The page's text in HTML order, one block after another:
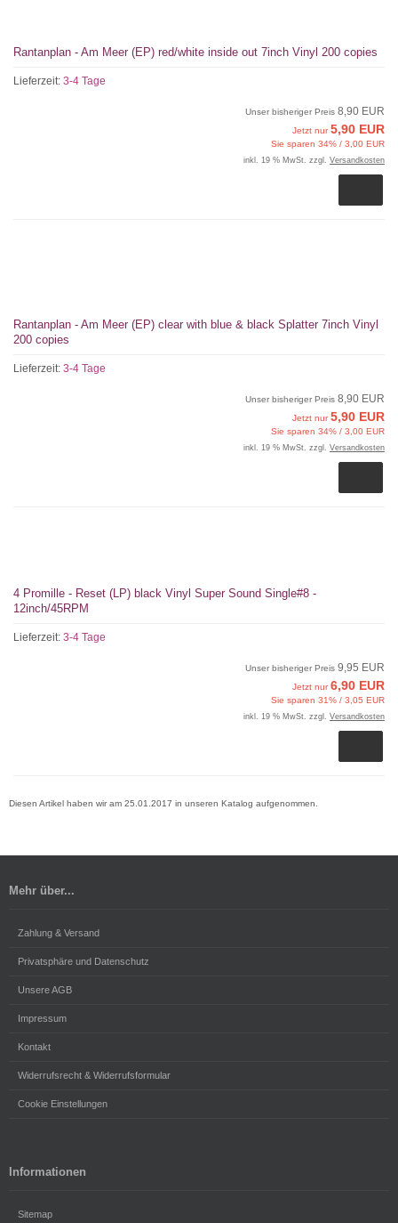
Rantanplan - Am Meer (EP) red/white inside out 7inch Vinyl 200 copies
Lieferzeit: 3-4 Tage
Unser bisheriger Preis 8,90 EUR
Jetzt nur5,90 EUR
Sie sparen 34% / 3,00 EUR
inkl. 19 % MwSt. zzgl. Versandkosten
Rantanplan - Am Meer (EP) clear with blue & black Splatter 7inch Vinyl
200 copies
Lieferzeit: 3-4 Tage
Unser bisheriger Preis 8,90 EUR
Jetzt nur5,90 EUR
Sie sparen 34% / 3,00 EUR
inkl. 19 % MwSt. zzgl. Versandkosten
4 Promille - Reset (LP) black Vinyl Super Sound Single#8 -
12inch/45RPM
Lieferzeit: 3-4 Tage
Unser bisheriger Preis 9,95 EUR
Jetzt nur6,90 EUR
Sie sparen 31% / 3,05 EUR
inkl. 19 % MwSt. zzgl. Versandkosten
Diesen Artikel haben wir am 25.01.2017 in unseren Katalog aufgenommen.
Mehr über...
Zahlung & Versand
Privatsphäre und Datenschutz
Unsere AGB
Impressum
Kontakt
Widerrufsrecht & Widerrufsformular
Cookie Einstellungen
Informationen
Sitemap